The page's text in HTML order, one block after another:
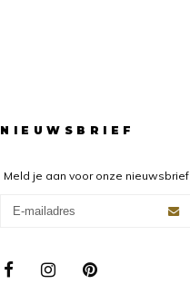
NIEUWSBRIEF
Meld je aan voor onze nieuwsbrief